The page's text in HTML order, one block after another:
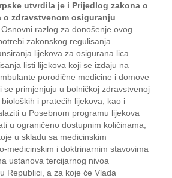
utvrdila je i Prijedlog zakona o
o zdravstvenom osiguranju
Osnovni razlog za donošenje ovog
zakonskog regulisanja
lijekova za osigurana lica
listi lijekova koji se izdaju na
porodične medicine i domove
se primjenjuju u bolničkoj zdravstvenoj
i pratećih lijekova, kao i
u Posebnom programu lijekova
u ograničeno dostupnim količinama,
u skladu sa medicinskim
medicinskim i doktrinarnim stavovima
ustanova tercijarnog nivoa
Republici, a za koje će Vlada